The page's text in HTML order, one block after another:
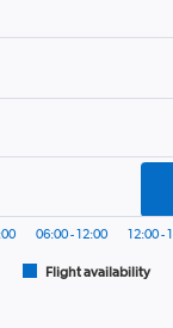
Flight availability
06:00 - 12:00 12:00 -